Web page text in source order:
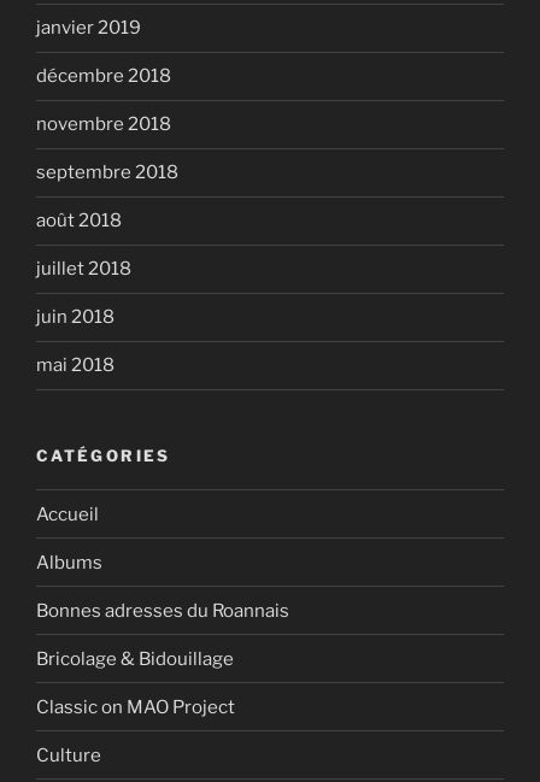
janvier 2019
décembre 2018
novembre 2018
septembre 2018
août 2018
juillet 2018
juin 2018
mai 2018
CATÉGORIES
Accueil
Albums
Bonnes adresses du Roannais
Bricolage & Bidouillage
Classic on MAO Project
Culture